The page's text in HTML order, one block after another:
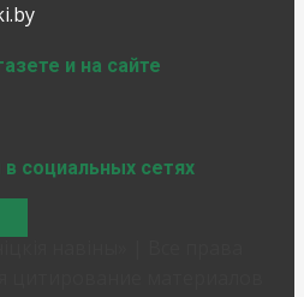
и на сайте
социальных сетях